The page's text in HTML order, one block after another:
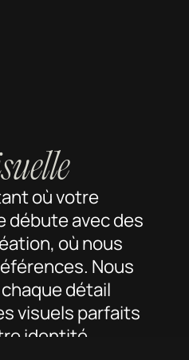
où votre
débute avec des
où nous
Nous
détail
visuels parfaits
identité.